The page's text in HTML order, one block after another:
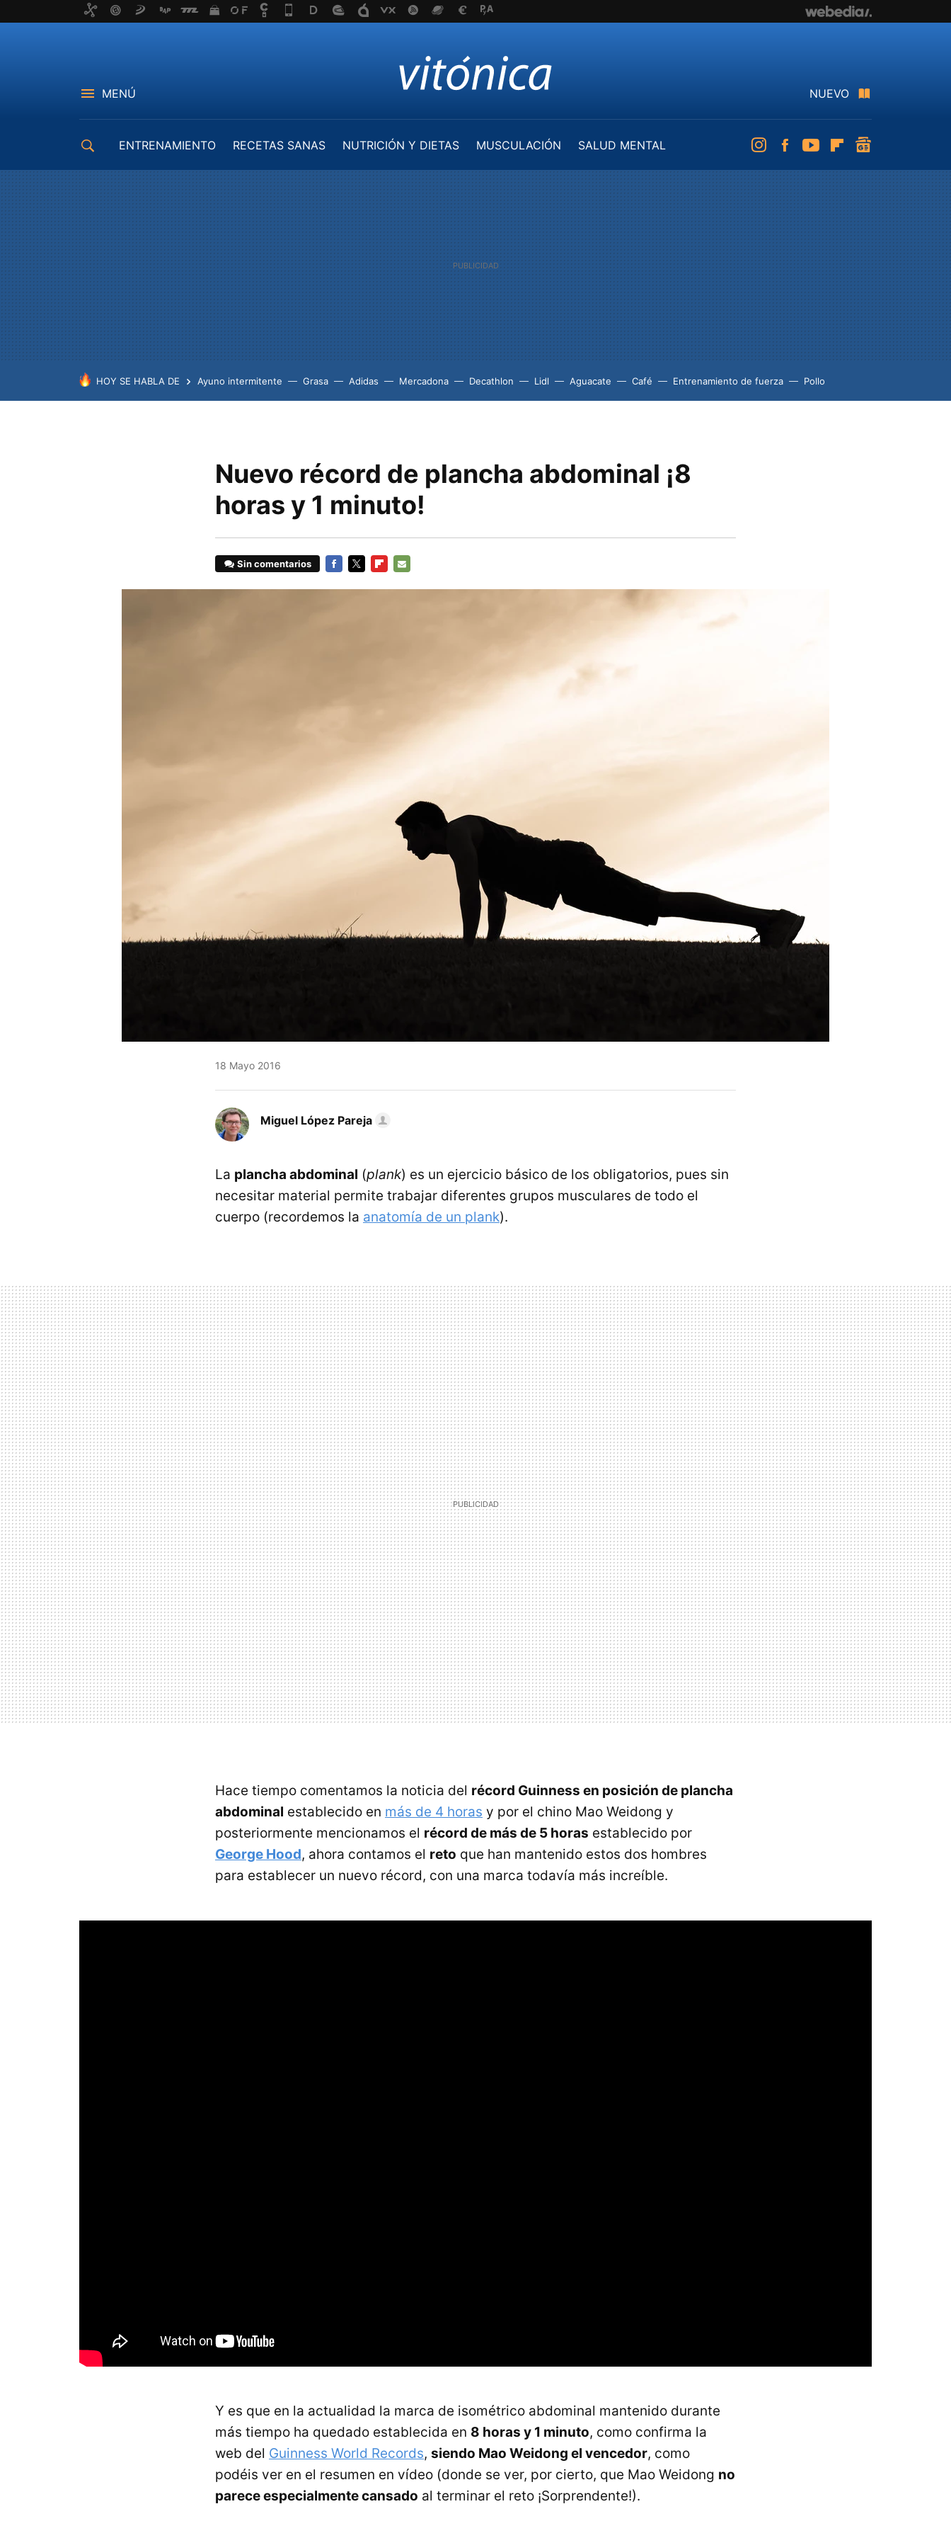
MENÚ NUEVO
ENTRENAMIENTO RECETAS SANAS NUTRICIÓN Y DIETAS MUSCULACIÓN
SALUD MENTAL
InstagramFacebookYoutubeFlipboard
HOY SE HABLA DE Ayuno intermitente Grasa Adidas Mercadona Decathlon Lidl Aguacate Café Entrenamiento de fuerza Pollo
Nuevo récord de plancha abdominal ¡8
horas y 1 minuto!
Sin comentarios
18 Mayo 2016
Miguel López Pareja
La plancha abdominal (plank) es un ejercicio básico de los obligatorios, pues sin
necesitar material permite trabajar diferentes grupos musculares de todo el
cuerpo (recordemos la anatomía de un plank).
Hace tiempo comentamos la noticia del récord Guinness en posición de plancha
abdominal establecido en más de 4 horas y por el chino Mao Weidong y
posteriormente mencionamos el récord de más de 5 horas establecido por
George Hood, ahora contamos el reto que han mantenido estos dos hombres
para establecer un nuevo récord, con una marca todavía más increíble.
Y es que en la actualidad la marca de isométrico abdominal mantenido durante
más tiempo ha quedado establecida en 8 horas y 1 minuto, como confirma la
web del Guinness World Records, siendo Mao Weidong el vencedor, como
podéis ver en el resumen en vídeo (donde se ver, por cierto, que Mao Weidong no
parece especialmente cansado al terminar el reto ¡Sorprendente!).